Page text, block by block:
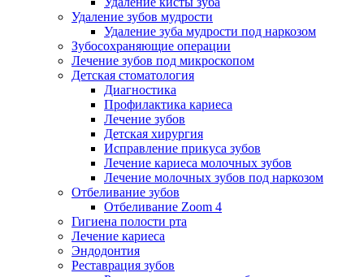
Удаление зубов мудрости
Удаление зуба мудрости под наркозом
Зубосохраняющие операции
Лечение зубов под микроскопом
Детская стоматология
Диагностика
Профилактика кариеса
Лечение зубов
Детская хирургия
Исправление прикуса зубов
Лечение кариеса молочных зубов
Лечение молочных зубов под наркозом
Отбеливание зубов
Отбеливание Zoom 4
Гигиена полости рта
Лечение кариеса
Эндодонтия
Реставрация зубов